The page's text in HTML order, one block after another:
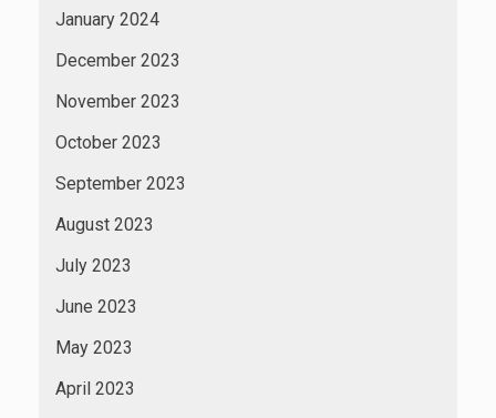
January 2024
December 2023
November 2023
October 2023
September 2023
August 2023
July 2023
June 2023
May 2023
April 2023